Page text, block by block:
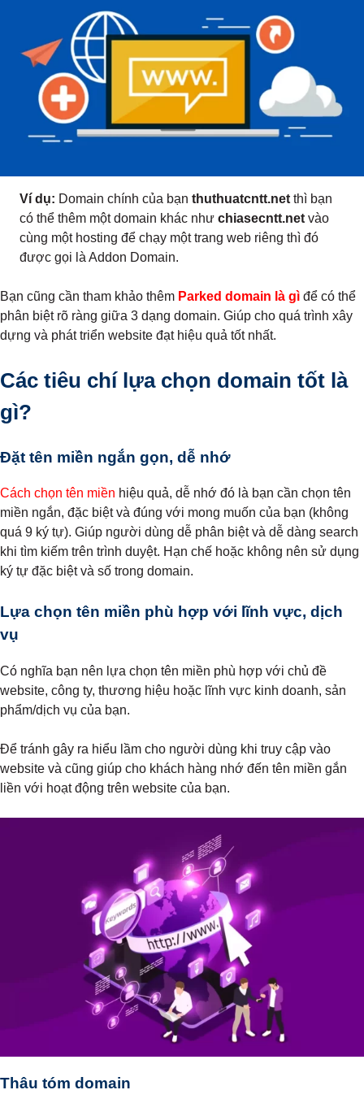
Ví dụ: Domain chính của bạn thuthuatcntt.net thì bạn
có thể thêm một domain khác như chiasecntt.net vào
cùng một hosting để chạy một trang web riêng thì đó
được gọi là Addon Domain.
Bạn cũng cần tham khảo thêm Parked domain là gì để có thể
phân biệt rõ ràng giữa 3 dạng domain. Giúp cho quá trình xây
dựng và phát triển website đạt hiệu quả tốt nhất.
Các tiêu chí lựa chọn domain tốt là
gì?
Đặt tên miền ngắn gọn, dễ nhớ
Cách chọn tên miền hiệu quả, dễ nhớ đó là bạn cần chọn tên
miền ngắn, đặc biệt và đúng với mong muốn của bạn (không
quá 9 ký tự). Giúp người dùng dễ phân biệt và dễ dàng search
khi tìm kiếm trên trình duyệt. Hạn chế hoặc không nên sử dụng
ký tự đặc biệt và số trong domain.
Lựa chọn tên miền phù hợp với lĩnh vực, dịch
vụ
Có nghĩa bạn nên lựa chọn tên miền phù hợp với chủ đề
website, công ty, thương hiệu hoặc lĩnh vực kinh doanh, sản
phẩm/dịch vụ của bạn.
Để tránh gây ra hiểu lầm cho người dùng khi truy cập vào
website và cũng giúp cho khách hàng nhớ đến tên miền gắn
liền với hoạt động trên website của bạn.
Thâu tóm domain